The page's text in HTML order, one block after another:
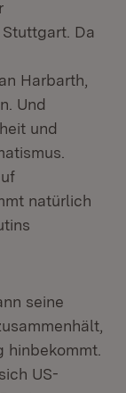
Da
Harbarth,
Und
und
natürlich
seine
hinbekommt.
US-